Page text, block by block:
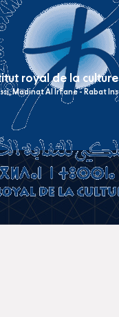
royal de la
Madinat Al Irfane - Rabat